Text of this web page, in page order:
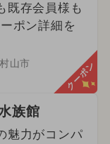
既存会員様も
ポン詳細を
山市 クーポン
族館
魅力がコンパ